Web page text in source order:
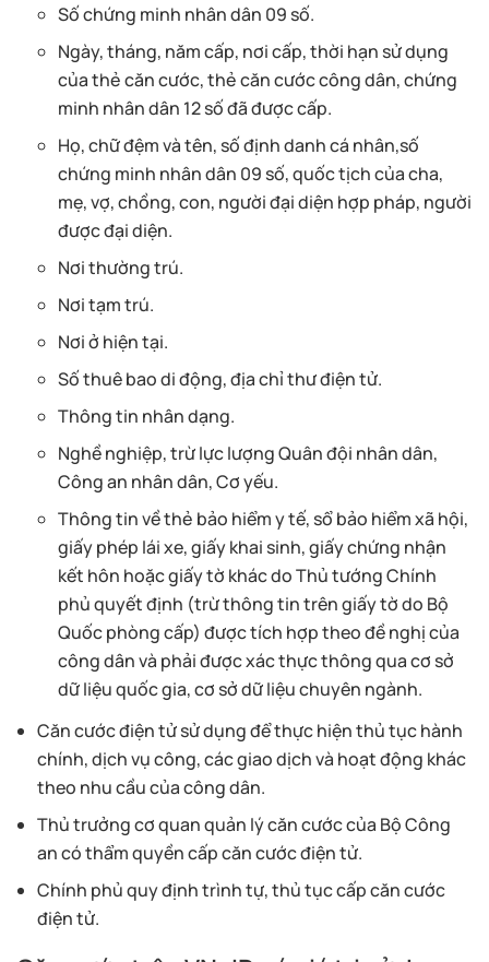
Số chứng minh nhân dân 09 số.
Ngày, tháng, năm cấp, nơi cấp, thời hạn sử dụng
của thẻ căn cước, thẻ căn cước công dân, chứng
minh nhân dân 12 số đã được cấp.
Họ, chữ đệm và tên, số định danh cá nhân,số
chứng minh nhân dân 09 số, quốc tịch của cha,
mẹ, vợ, chồng, con, người đại diện hợp pháp, người
được đại diện.
Nơi thường trú.
Nơi tạm trú.
Nơi ở hiện tại.
Số thuê bao di động, địa chỉ thư điện tử.
Thông tin nhân dạng.
Nghề nghiệp, trừ lực lượng Quân đội nhân dân,
Công an nhân dân, Cơ yếu.
Thông tin về thẻ bảo hiểm y tế, sổ bảo hiểm xã hội,
giấy phép lái xe, giấy khai sinh, giấy chứng nhận
kết hôn hoặc giấy tờ khác do Thủ tướng Chính
phủ quyết định (trừ thông tin trên giấy tờ do Bộ
Quốc phòng cấp) được tích hợp theo đề nghị của
công dân và phải được xác thực thông qua cơ sở
dữ liệu quốc gia, cơ sở dữ liệu chuyên ngành.
Căn cước điện tử sử dụng để thực hiện thủ tục hành
chính, dịch vụ công, các giao dịch và hoạt động khác
theo nhu cầu của công dân.
Thủ trưởng cơ quan quản lý căn cước của Bộ Công
an có thẩm quyền cấp căn cước điện tử.
Chính phủ quy định trình tự, thủ tục cấp căn cước
điện tử.